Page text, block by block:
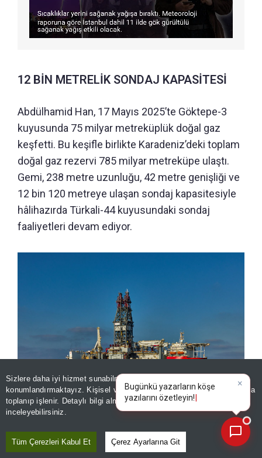
Sizlere daha iyi hizmet sunabilmek adına sitemizde
konumlandırmaktayız. Kişisel verileriniz, KVKK ve GDPR kapsamında
toplanıp işlenir. Detaylı bilgi almak içinAydınlatma Metnimizi
inceleyebilirsiniz.
Tüm Çerezleri Kabul Et Çerez Ayarlarına Git
12 BİN METRELİK SONDAJ KAPASİTESİ
Abdülhamid Han, 17 Mayıs 2025’te Göktepe-3
kuyusunda 75 milyar metreküplük doğal gaz
keşfetti. Bu keşifle birlikte Karadeniz’deki toplam
doğal gaz rezervi 785 milyar metreküpe ulaştı.
Gemi, 238 metre uzunluğu, 42 metre genişliği ve
12 bin 120 metreye ulaşan sondaj kapasitesiyle
hâlihazırda Türkali-44 kuyusundaki sondaj
faaliyetleri devam ediyor.
Bugünkü yazarların k